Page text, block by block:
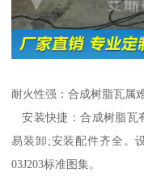
耐火性强：合成树脂瓦属
安装快捷：合成树脂瓦
易装卸;安装配件齐全。
03J203标准图集。